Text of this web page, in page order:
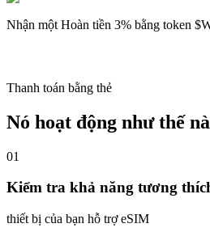
Nhận một Hoàn tiền 3% bằng token
Thanh toán bằng thẻ
Nó hoạt động như thế
01
Kiểm tra khả năng tương
thiết bị của bạn hỗ trợ eSIM